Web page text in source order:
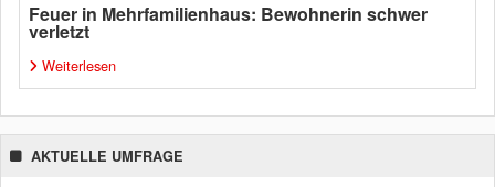
Feuer in Mehrfamilienhaus: Bewohnerin schwer
verletzt
Weiterlesen
AKTUELLE UMFRAGE